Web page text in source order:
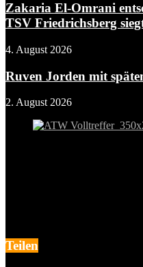
Zakaria El-Omrani
TSV Friedrichsberg
4. August 2026
Ruven Jorden mit
2. August 2026
Teilen